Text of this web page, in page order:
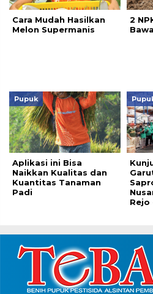
Cara Mudah Hasilkan
Melon Supermanis
2
Pupuk
Aplikasi ini Bisa
Naikkan Kualitas dan
Kuantitas Tanaman
Padi
Rejo